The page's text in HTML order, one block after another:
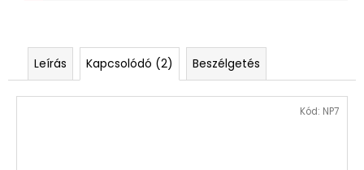
Leírás Kapcsolódó (2) Beszélgetés
Kód: NP7